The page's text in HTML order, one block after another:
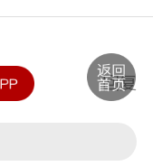
回复